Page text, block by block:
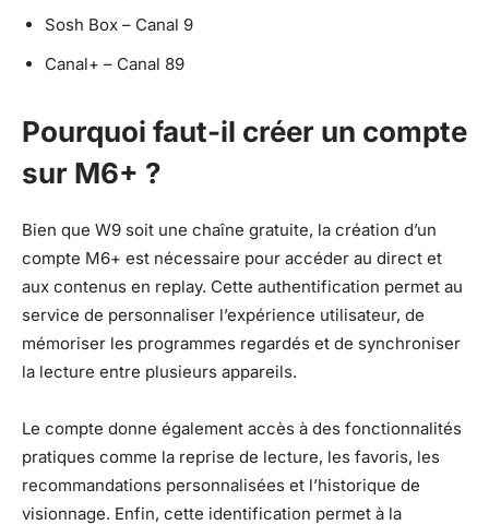
Sosh Box – Canal 9
Canal+ – Canal 89
Pourquoi faut-il créer un compte
sur M6+ ?
Bien que W9 soit une chaîne gratuite, la création d’un
compte M6+ est nécessaire pour accéder au direct et
aux contenus en replay. Cette authentification permet au
service de personnaliser l’expérience utilisateur, de
mémoriser les programmes regardés et de synchroniser
la lecture entre plusieurs appareils.
Le compte donne également accès à des fonctionnalités
pratiques comme la reprise de lecture, les favoris, les
recommandations personnalisées et l’historique de
visionnage. Enfin, cette identification permet à la